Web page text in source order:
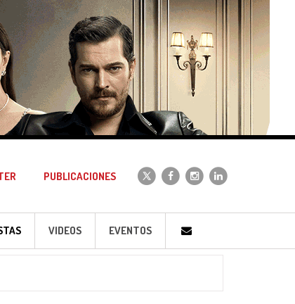
PUBLICACIONES
VIDEOS EVENTOS